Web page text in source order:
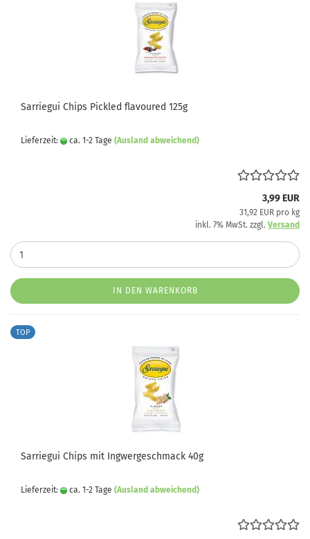
Sarriegui Chips Pickled flavoured 125g
Lieferzeit: ca. 1-2 Tage (Ausland abweichend)
3,99 EUR
31,92 EUR pro kg
inkl. 7% MwSt. zzgl. Versand
IN DEN WARENKORB
TOP
Sarriegui Chips mit Ingwergeschmack 40g
Lieferzeit: ca. 1-2 Tage (Ausland abweichend)